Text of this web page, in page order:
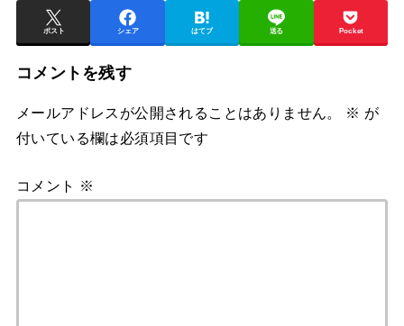
ポスト シェア はてブ 送る Pocket
コメントを残す
メールアドレスが公開されることはありません。 ※ が
付いている欄は必須項目です
コメント ※